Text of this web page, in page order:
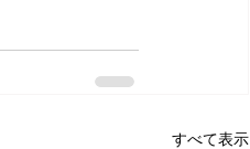
すべて表示